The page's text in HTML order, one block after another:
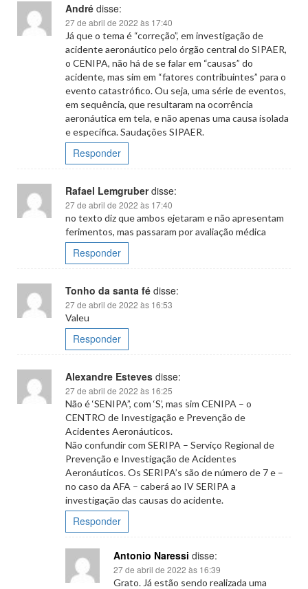
André disse:
27 de abril de 2022 às 17:40
Já que o tema é “correção”, em investigação de
acidente aeronáutico pelo órgão central do SIPAER,
o CENIPA, não há de se falar em “causas” do
acidente, mas sim em “fatores contribuintes” para o
evento catastrófico. Ou seja, uma série de eventos,
em sequência, que resultaram na ocorrência
aeronáutica em tela, e não apenas uma causa isolada
e específica. Saudações SIPAER.
Responder
Rafael Lemgruber disse:
27 de abril de 2022 às 17:40
no texto diz que ambos ejetaram e não apresentam
ferimentos, mas passaram por avaliação médica
Responder
Tonho da santa fé disse:
27 de abril de 2022 às 16:53
Valeu
Responder
Alexandre Esteves disse:
27 de abril de 2022 às 16:25
Não é ‘SENIPA”, com ‘S’, mas sim CENIPA – o
CENTRO de Investigação e Prevenção de
Acidentes Aeronáuticos.
Não confundir com SERIPA – Serviço Regional de
Prevenção e Investigação de Acidentes
Aeronáuticos. Os SERIPA’s são de número de 7 e –
no caso da AFA – caberá ao IV SERIPA a
investigação das causas do acidente.
Responder
Antonio Naressi disse:
27 de abril de 2022 às 16:39
Grato. Já estão sendo realizada uma